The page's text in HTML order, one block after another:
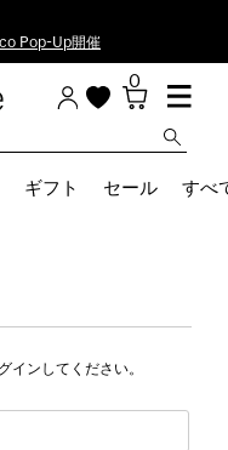
Pop-Up開催
0
ギフト セール すべ
インしてください。